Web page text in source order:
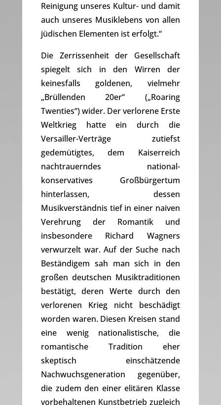
Reinigung unseres Kultur- und damit
auch unseres Musiklebens von allen
jüdischen Elementen ist erfolgt.“
Die Zerrissenheit der Gesellschaft
spiegelt sich in den Wirren der
keinesfalls goldenen, vielmehr
„Brüllenden 20er“ („Roaring
Twenties“) wider. Der verlorene Erste
Weltkrieg hatte ein durch die
Versailler-Verträge zutiefst
gedemütigtes, dem Kaiserreich
nachtrauerndes national-
konservatives Großbürgertum
hinterlassen, dessen
Musikverständnis tief in einer naiven
Verehrung der Romantik und
insbesondere Richard Wagners
verwurzelt war. Auf der Suche nach
Beständigem sah man sich in den
großen deutschen Musiktraditionen
bestätigt, deren Werte durch den
verlorenen Krieg nicht beschädigt
worden waren. Diesen Kreisen stand
eine wenig nationalistische, die
romantische Tradition eher
skeptisch einschätzende
Nachwuchsgeneration gegenüber,
die zudem den einer elitären Klasse
vorbehaltenen Kunstbetrieb zugleich